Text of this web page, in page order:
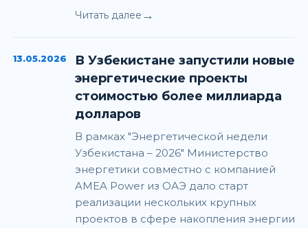
Читать далее →
13.05.2026
В Узбекистане запустили новые
энергетические проекты
стоимостью более миллиарда
долларов
В рамках "Энергетической недели
Узбекистана – 2026" Министерство
энергетики совместно с компанией
AMEA Power из ОАЭ дало старт
реализации нескольких крупных
проектов в сфере накопления энергии